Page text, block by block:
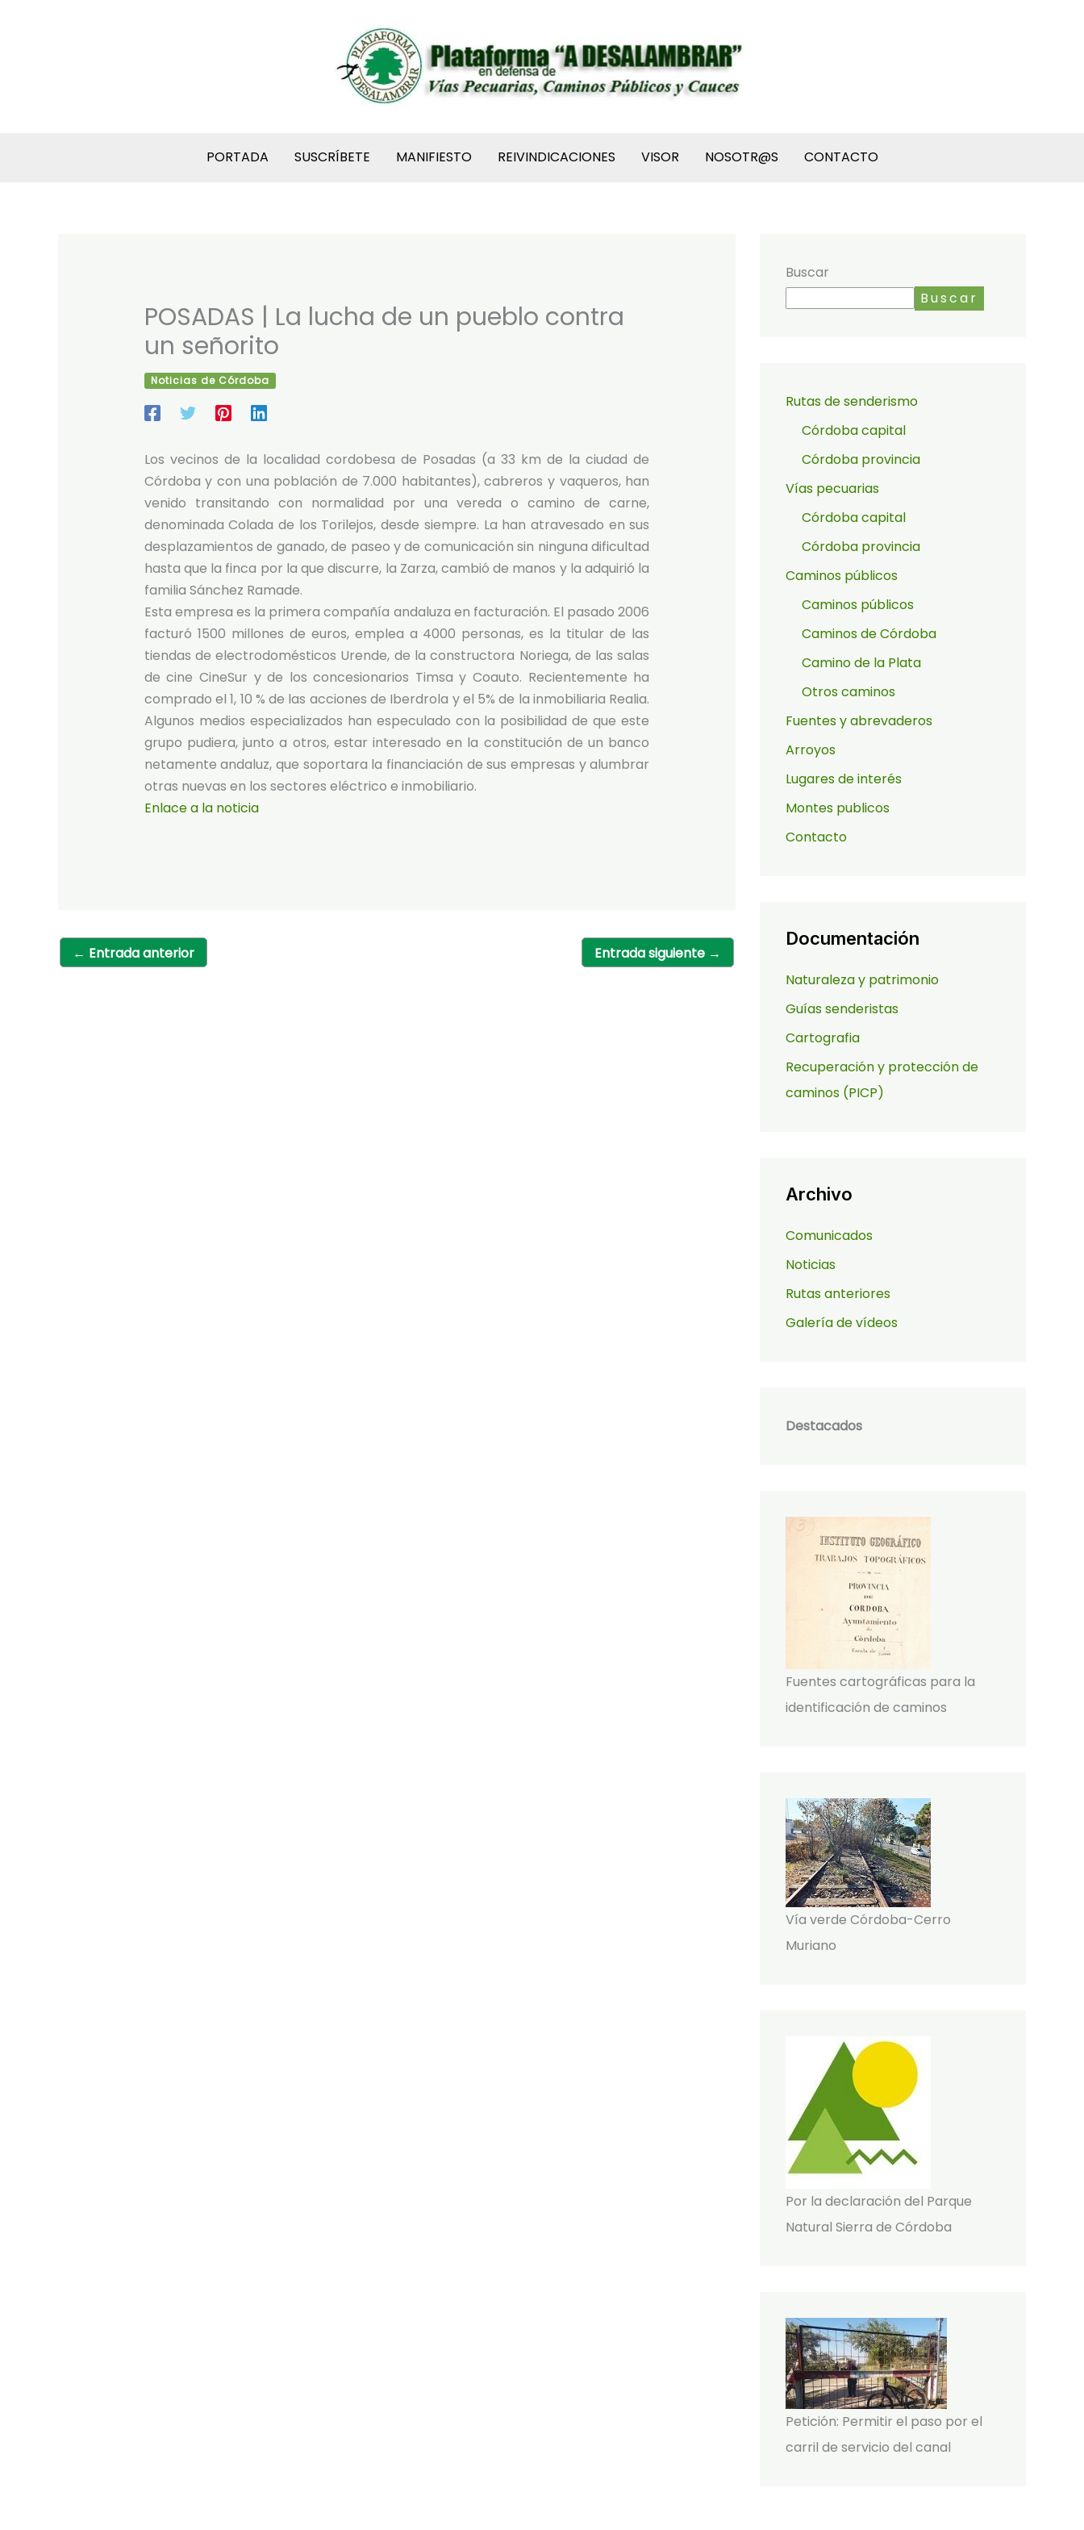
PORTADA SUSCRÍBETE MANIFIESTO REIVINDICACIONES VISOR NOSOTR@S CONTACTO
POSADAS | La lucha de un pueblo contra
un señorito
Noticias de Córdoba
Los vecinos de la localidad cordobesa de Posadas (a 33 km de la ciudad de
Córdoba y con una población de 7.000 habitantes), cabreros y vaqueros, han
venido transitando con normalidad por una vereda o camino de carne,
denominada Colada de los Torilejos, desde siempre. La han atravesado en sus
desplazamientos de ganado, de paseo y de comunicación sin ninguna dificultad
hasta que la finca por la que discurre, la Zarza, cambió de manos y la adquirió la
familia Sánchez Ramade.
Esta empresa es la primera compañía andaluza en facturación. El pasado 2006
facturó 1500 millones de euros, emplea a 4000 personas, es la titular de las
tiendas de electrodomésticos Urende, de la constructora Noriega, de las salas
de cine CineSur y de los concesionarios Timsa y Coauto. Recientemente ha
comprado el 1, 10 % de las acciones de Iberdrola y el 5% de la inmobiliaria Realia.
Algunos medios especializados han especulado con la posibilidad de que este
grupo pudiera, junto a otros, estar interesado en la constitución de un banco
netamente andaluz, que soportara la financiación de sus empresas y alumbrar
otras nuevas en los sectores eléctrico e inmobiliario.
Enlace a la noticia
← Entrada anterior Entrada siguiente →
Buscar
Buscar
Rutas de senderismo
Córdoba capital
Córdoba provincia
Vías pecuarias
Córdoba capital
Córdoba provincia
Caminos públicos
Caminos públicos
Caminos de Córdoba
Camino de la Plata
Otros caminos
Fuentes y abrevaderos
Arroyos
Lugares de interés
Montes publicos
Contacto
Documentación
Naturaleza y patrimonio
Guías senderistas
Cartografia
Recuperación y protección de
caminos (PICP)
Archivo
Comunicados
Noticias
Rutas anteriores
Galería de vídeos
Destacados
Fuentes cartográficas para la
identificación de caminos
Vía verde Córdoba-Cerro
Muriano
Por la declaración del Parque
Natural Sierra de Córdoba
Petición: Permitir el paso por el
carril de servicio del canal